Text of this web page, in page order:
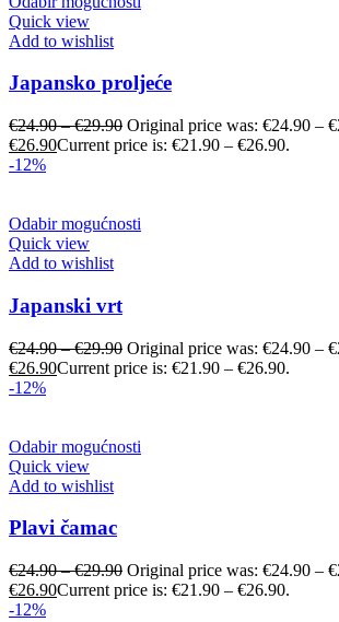
Quick view
Add to wishlist
Japansko proljeće
€24.90–€29.90 Original price was: €24.90 –
€26.90Current price is: €21.90 – €26.90.
-12%
Odabir mogućnosti
Quick view
Add to wishlist
Japanski vrt
€24.90–€29.90 Original price was: €24.90 –
€26.90Current price is: €21.90 – €26.90.
-12%
Odabir mogućnosti
Quick view
Add to wishlist
Plavi čamac
€24.90–€29.90 Original price was: €24.90 –
€26.90Current price is: €21.90 – €26.90.
-12%